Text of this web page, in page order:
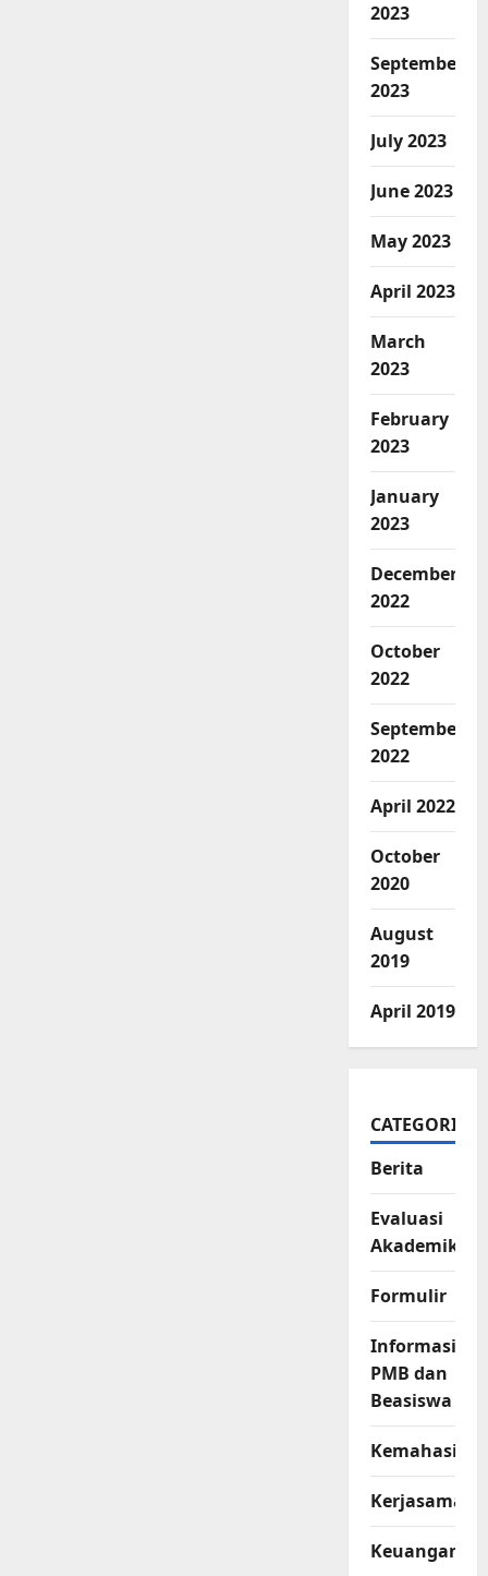
2023
September
2023
July 2023
June 2023
May 2023
April 2023
March
2023
February
2023
January
2023
December
2022
October
2022
September
2022
April 2022
October
2020
August
2019
April 2019
CATEGORIES
Berita
Evaluasi
Akademik
Formulir
Informasi
PMB dan
Beasiswa
Kerjasama
Keuangan